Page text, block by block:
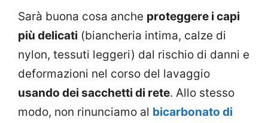
Sarà buona cosa anche proteggere i capi
più delicati (biancheria intima, calze di
nylon, tessuti leggeri) dal rischio di danni e
deformazioni nel corso del lavaggio
usando dei sacchetti di rete. Allo stesso
modo, non rinunciamo al bicarbonato di